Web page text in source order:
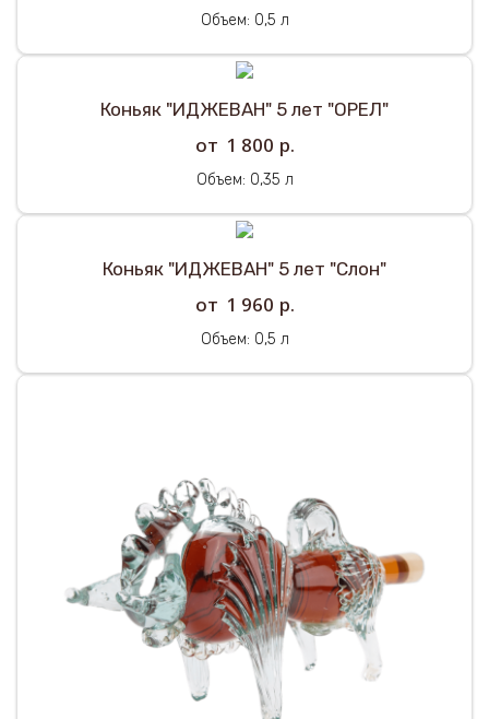
Объем: 0,5 л
Коньяк "ИДЖЕВАН" 5 лет "ОРЕЛ"
1 800 р.
Объем: 0,35 л
Коньяк "ИДЖЕВАН" 5 лет "Слон"
1 960 р.
Объем: 0,5 л